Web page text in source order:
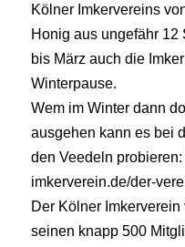
Kölner Imkervereins
Honig aus ungefähr 12
bis März auch die
Winterpause.
Wem im Winter dann
ausgehen kann es bei
den Veedeln
imkerverein.de/der-
Der Kölner
seinen knapp 500